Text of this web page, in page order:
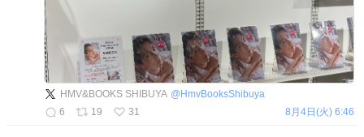
HMV&BOOKS SHIBUYA @ HmvBooksShibuya
6
19 31 8月4日(火) 6:46